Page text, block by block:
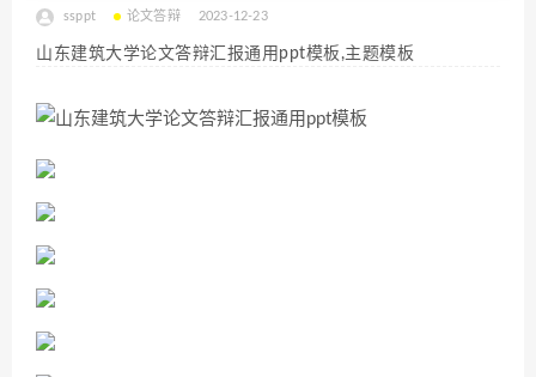
ssppt 论文答辩 2023-12-23
山东建筑大学论文答辩汇报通用ppt模板,主题模板